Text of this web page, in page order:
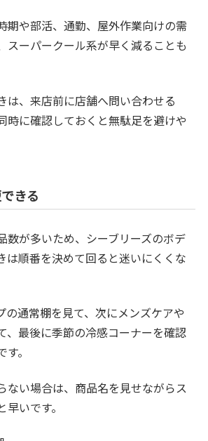
期や部活、通勤、屋外作業向けの需
スーパークール系が早く減ることも
は、来店前に店舗へ問い合わせる
時に確認しておくと無駄足を避けや
きる
数が多いため、シーブリーズのボデ
は順番を決めて回ると迷いにくくな
の通常棚を見て、次にメンズケアや
、最後に季節の冷感コーナーを確認
。
ない場合は、商品名を見せながらス
いです。